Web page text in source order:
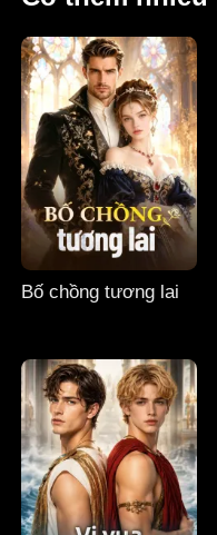
Bố chồng tương lai